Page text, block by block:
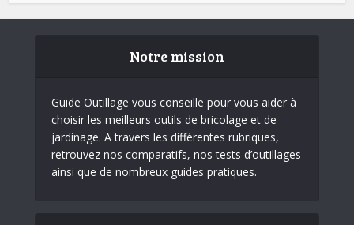
Notre mission
Guide Outillage vous conseille pour vous aider à
choisir les meilleurs outils de bricolage et de
jardinage. A travers les différentes rubriques,
retrouvez nos comparatifs, nos tests d’outillages
ainsi que de nombreux guides pratiques.